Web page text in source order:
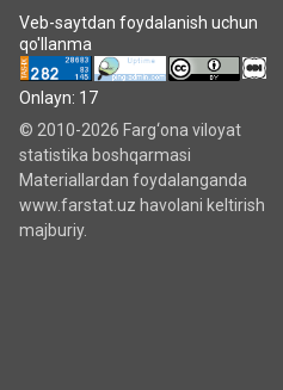
Veb-saytdan foydalanish uchun
qo'llanma
Onlayn: 17
© 2010-2026 Farg‘ona viloyat
statistika boshqarmasi
Materiallardan foydalanganda
www.farstat.uz havolani keltirish
majburiy.